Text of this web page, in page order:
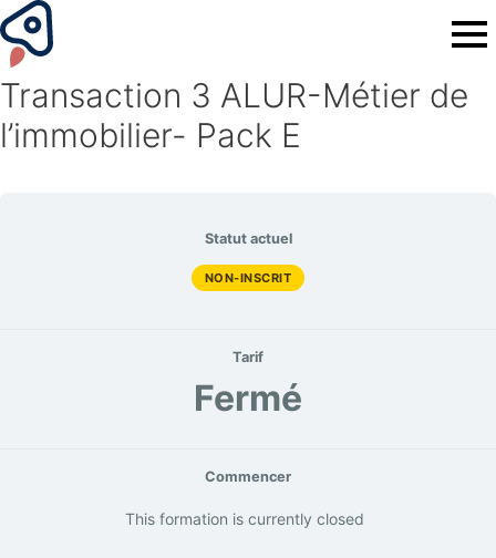
Transaction 3 ALUR-Métier de
l’immobilier- Pack E
Statut actuel
NON-INSCRIT
Tarif
Fermé
Commencer
This formation is currently closed